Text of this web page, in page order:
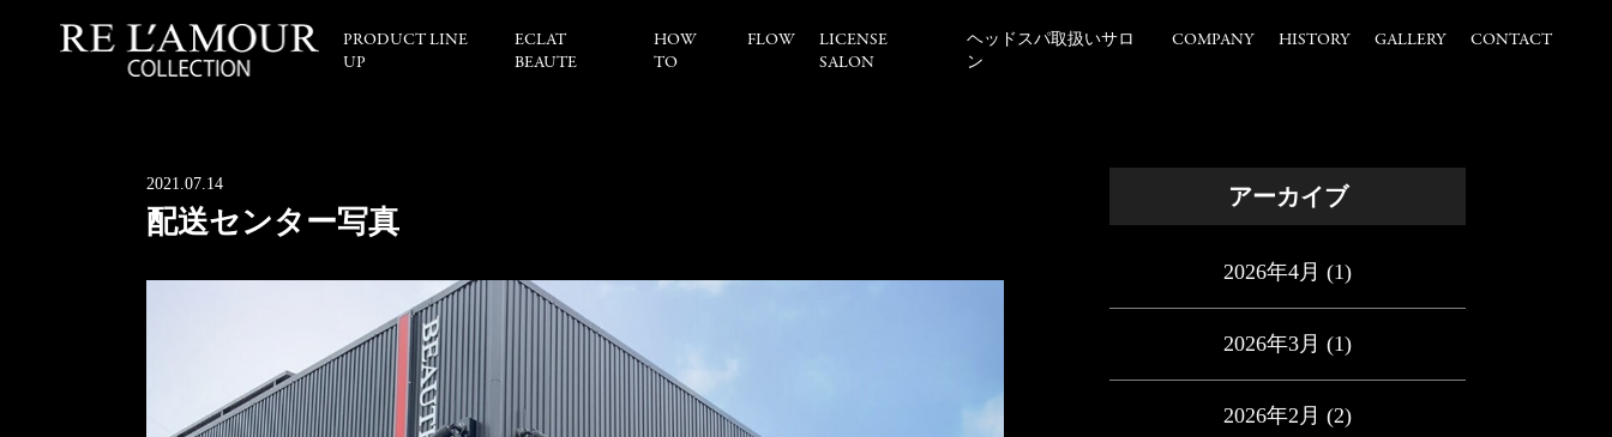
PRODUCT LINE
UP
ECLAT
BEAUTE
HOW
TO
FLOW
LICENSE
SALON
ヘッドスパ取扱いサロ
ン
COMPANY HISTORY GALLERY CONTACT
2021.07.14
配送センター写真
アーカイブ
2026年4月 (1)
2026年3月 (1)
2026年2月 (2)